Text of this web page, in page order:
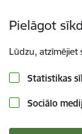
Pielāgot
Lūdzu, atzīmējiet
Statistikas
Sociālo